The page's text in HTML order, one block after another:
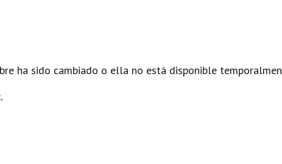
ha sido cambiado o ella no está disponible